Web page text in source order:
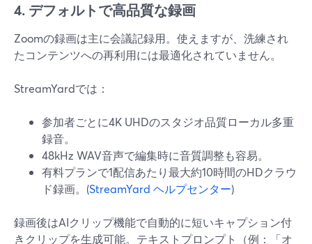
4. デフォルトで高品質な録画
Zoomの録画は主に会議記録用。使えますが、洗練され
たコンテンツへの再利用には最適化されていません。
StreamYardでは：
参加者ごとに4K UHDのスタジオ品質ローカル多重
録音。
48kHz WAV音声で編集時に音質調整も容易。
有料プランで1配信あたり最大約10時間のHDクラウ
ド録画。(StreamYard ヘルプセンター)
録画後はAIクリップ機能で自動的に短いキャプション付
きクリップを生成可能。テキストプロンプト（例：「オ